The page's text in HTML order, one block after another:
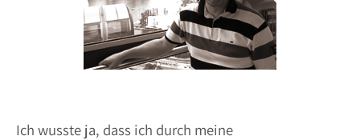
Ich wusste ja, dass ich durch meine